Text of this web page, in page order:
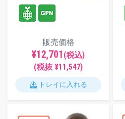
販売価格
¥12,701 (税込)
(税抜 ¥11,547)
トレイに入れる